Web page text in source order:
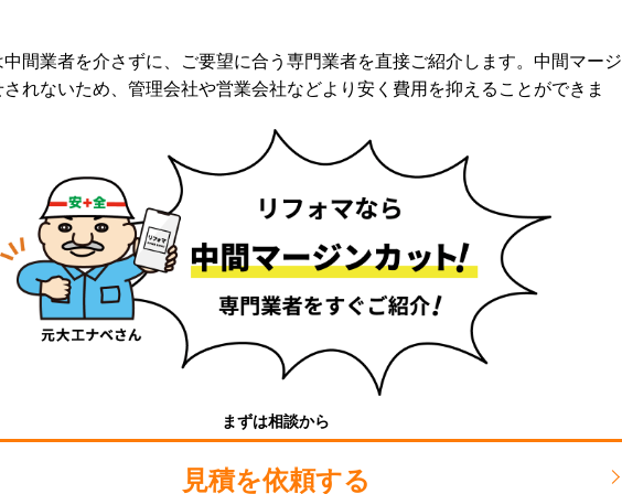
中間業者を介さずに、ご要望に合う専門業者を直接ご紹介します。中間マージ
れないため、管理会社や営業会社などより安く費用を抑えることができま
まずは相談から
見積を依頼する